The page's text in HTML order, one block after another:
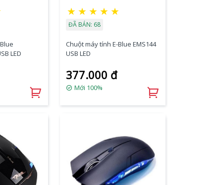
LED
★ ★ ★ ★ ★
ĐÃ BÁN: 68
Chuột máy tính E-Blue EMS144
USB LED
377.000 đ
Mới 100%